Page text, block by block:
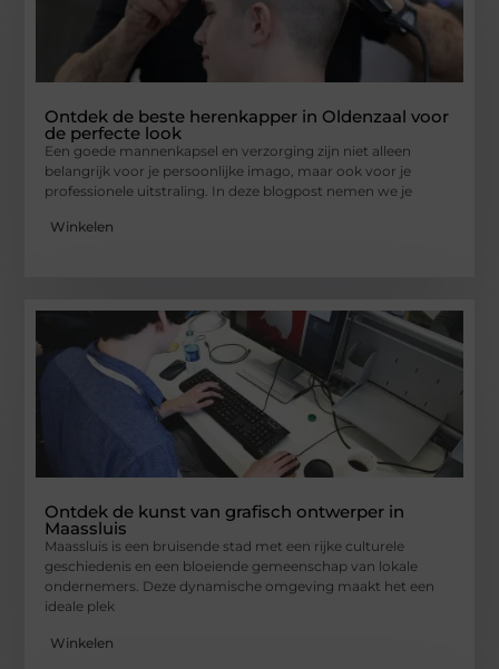
Ontdek de beste herenkapper in Oldenzaal voor
de perfecte look
Een goede mannenkapsel en verzorging zijn niet alleen
belangrijk voor je persoonlijke imago, maar ook voor je
professionele uitstraling. In deze blogpost nemen we je
Winkelen
Ontdek de kunst van grafisch ontwerper in
Maassluis
Maassluis is een bruisende stad met een rijke culturele
geschiedenis en een bloeiende gemeenschap van lokale
ondernemers. Deze dynamische omgeving maakt het een
ideale plek
Winkelen